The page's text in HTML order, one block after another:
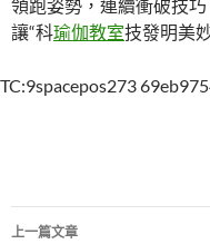
領跑姿勢，連續衝破技
讓“科瑜伽教室技發明美
TC:9spacepos273
文
上一篇文章